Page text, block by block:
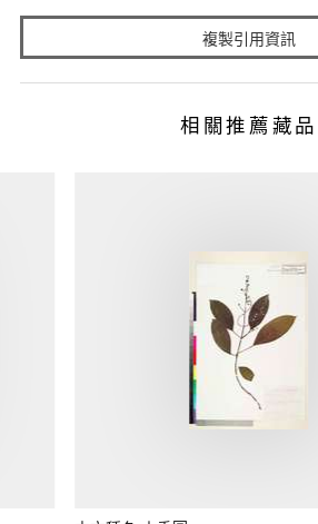
複製引用資訊
相關推薦藏品